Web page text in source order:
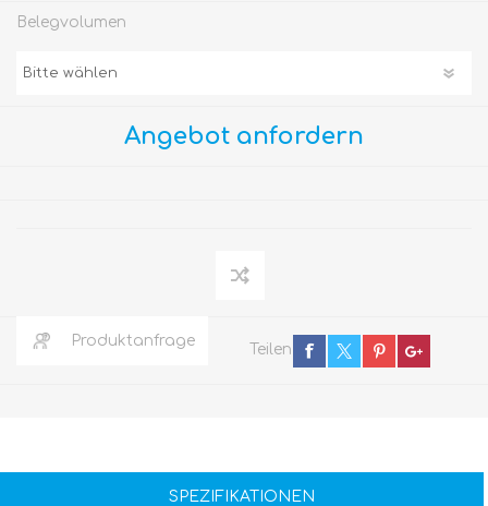
Belegvolumen
Angebot anfordern
Produktanfrage
Teilen
SPEZIFIKATIONEN